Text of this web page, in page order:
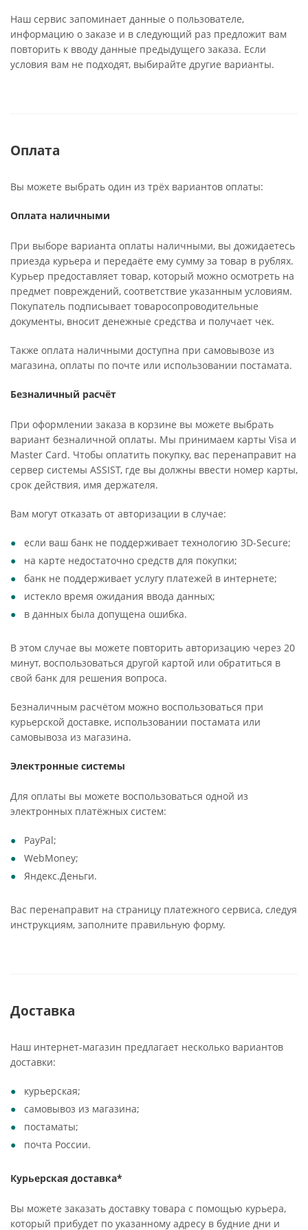
Наш сервис запоминает данные о пользователе,
информацию о заказе и в следующий раз предложит вам
повторить к вводу данные предыдущего заказа. Если
условия вам не подходят, выбирайте другие варианты.
Оплата
Вы можете выбрать один из трёх вариантов оплаты:
Оплата наличными
При выборе варианта оплаты наличными, вы дожидаетесь
приезда курьера и передаёте ему сумму за товар в рублях.
Курьер предоставляет товар, который можно осмотреть на
предмет повреждений, соответствие указанным условиям.
Покупатель подписывает товаросопроводительные
документы, вносит денежные средства и получает чек.
Также оплата наличными доступна при самовывозе из
магазина, оплаты по почте или использовании постамата.
Безналичный расчёт
При оформлении заказа в корзине вы можете выбрать
вариант безналичной оплаты. Мы принимаем карты Visa и
Master Card. Чтобы оплатить покупку, вас перенаправит на
сервер системы ASSIST, где вы должны ввести номер карты,
срок действия, имя держателя.
Вам могут отказать от авторизации в случае:
если ваш банк не поддерживает технологию 3D-Secure;
на карте недостаточно средств для покупки;
банк не поддерживает услугу платежей в интернете;
истекло время ожидания ввода данных;
в данных была допущена ошибка.
В этом случае вы можете повторить авторизацию через 20
минут, воспользоваться другой картой или обратиться в
свой банк для решения вопроса.
Безналичным расчётом можно воспользоваться при
курьерской доставке, использовании постамата или
самовывоза из магазина.
Электронные системы
Для оплаты вы можете воспользоваться одной из
электронных платёжных систем:
PayPal;
WebMoney;
Яндекс.Деньги.
Вас перенаправит на страницу платежного сервиса, следуя
инструкциям, заполните правильную форму.
Доставка
Наш интернет-магазин предлагает несколько вариантов
доставки:
курьерская;
самовывоз из магазина;
постаматы;
почта России.
Курьерская доставка*
Вы можете заказать доставку товара с помощью курьера,
который прибудет по указанному адресу в будние дни и